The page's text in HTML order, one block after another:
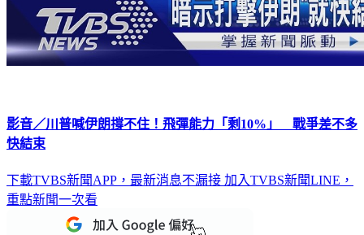
影音／川普喊伊朗撐不住！飛彈能力「剩10%」 戰爭差不多
快結束
下載TVBS新聞APP，最新消息不漏接 加入TVBS新聞LINE，
重點新聞一次看